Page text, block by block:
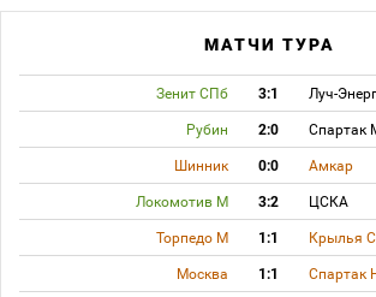
МАТЧИ ТУРА
Зенит СПб 3:1 Луч-
Рубин 2:0 Спартак
Шинник 0:0 Амкар
Локомотив М 3:2 ЦСКА
Торпедо М 1:1 Крылья
Москва 1:1 Спартак